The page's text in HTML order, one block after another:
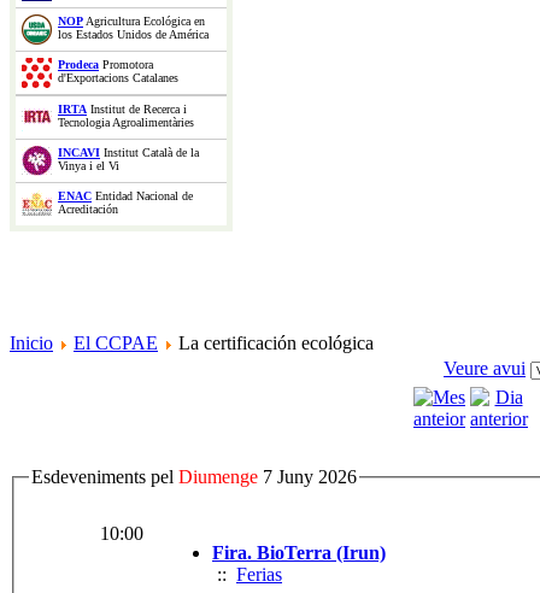
NOPAgricultura Ecológica en
los Estados Unidos de América
Prodeca Promotora
d'Exportacions Catalanes
IRTA Institut de Recerca i
Tecnologia Agroalimentàries
INCAVI Institut Català de la
Vinya i el Vi
ENAC Entidad Nacional de
Acreditación
Inicio El CCPAE
La certificación ecológica
Veure avui
Esdeveniments pel Diumenge 7 Juny 2026
10:00
Fira. BioTerra (Irun)
:: Ferias